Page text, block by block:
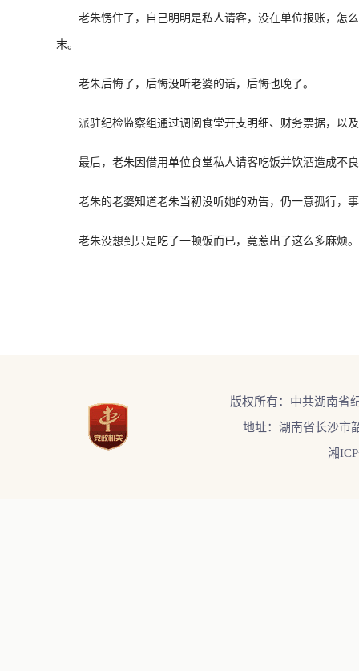
老朱愣住了，自己明明是私人请客，没在单位报账，怎么
末。
老朱后悔了，后悔没听老婆的话，后悔也晚了。
派驻纪检监察组通过调阅食堂开支明细、财务票据，以及
最后，老朱因借用单位食堂私人请客吃饭并饮酒造成不良
老朱的老婆知道老朱当初没听她的劝告，仍一意孤行，
老朱没想到只是吃了一顿饭而已，竟惹出了这么多麻烦
版权所有：中共湖南省
地址：湖南省长沙市
湘